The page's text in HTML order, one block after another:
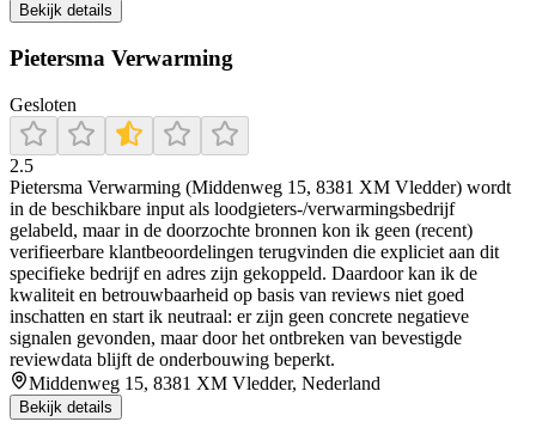
Bekijk details
Pietersma Verwarming
Gesloten
2.5
Pietersma Verwarming (Middenweg 15, 8381 XM Vledder) wordt
in de beschikbare input als loodgieters-/verwarmingsbedrijf
gelabeld, maar in de doorzochte bronnen kon ik geen (recent)
verifieerbare klantbeoordelingen terugvinden die expliciet aan dit
specifieke bedrijf en adres zijn gekoppeld. Daardoor kan ik de
kwaliteit en betrouwbaarheid op basis van reviews niet goed
inschatten en start ik neutraal: er zijn geen concrete negatieve
signalen gevonden, maar door het ontbreken van bevestigde
reviewdata blijft de onderbouwing beperkt.
Middenweg 15, 8381 XM Vledder, Nederland
Bekijk details